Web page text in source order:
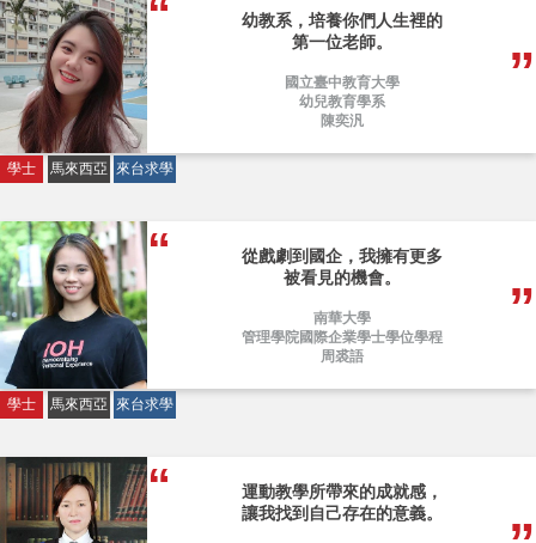
幼教系，培養你們人生裡的
第一位老師。
國立臺中教育大學
幼兒教育學系
陳奕汎
學士 馬來西亞 來台求學
從戲劇到國企，我擁有更多
被看見的機會。
南華大學
管理學院國際企業學士學位學程
周裘語
學士 馬來西亞 來台求學
運動教學所帶來的成就感，
讓我找到自己存在的意義。